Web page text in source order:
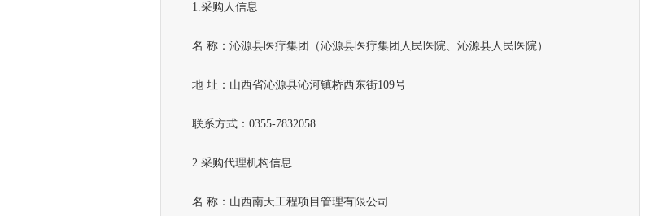
1.采购人信息
名 称：沁源县医疗集团（沁源县医疗集团人民 医院、沁源县人民医院）
地 址：山西省沁源县沁河镇桥西东街109号
联系方式：0355-7832058
2.采购代理机构信息
名 称：山西南天工程项目管理有限公司